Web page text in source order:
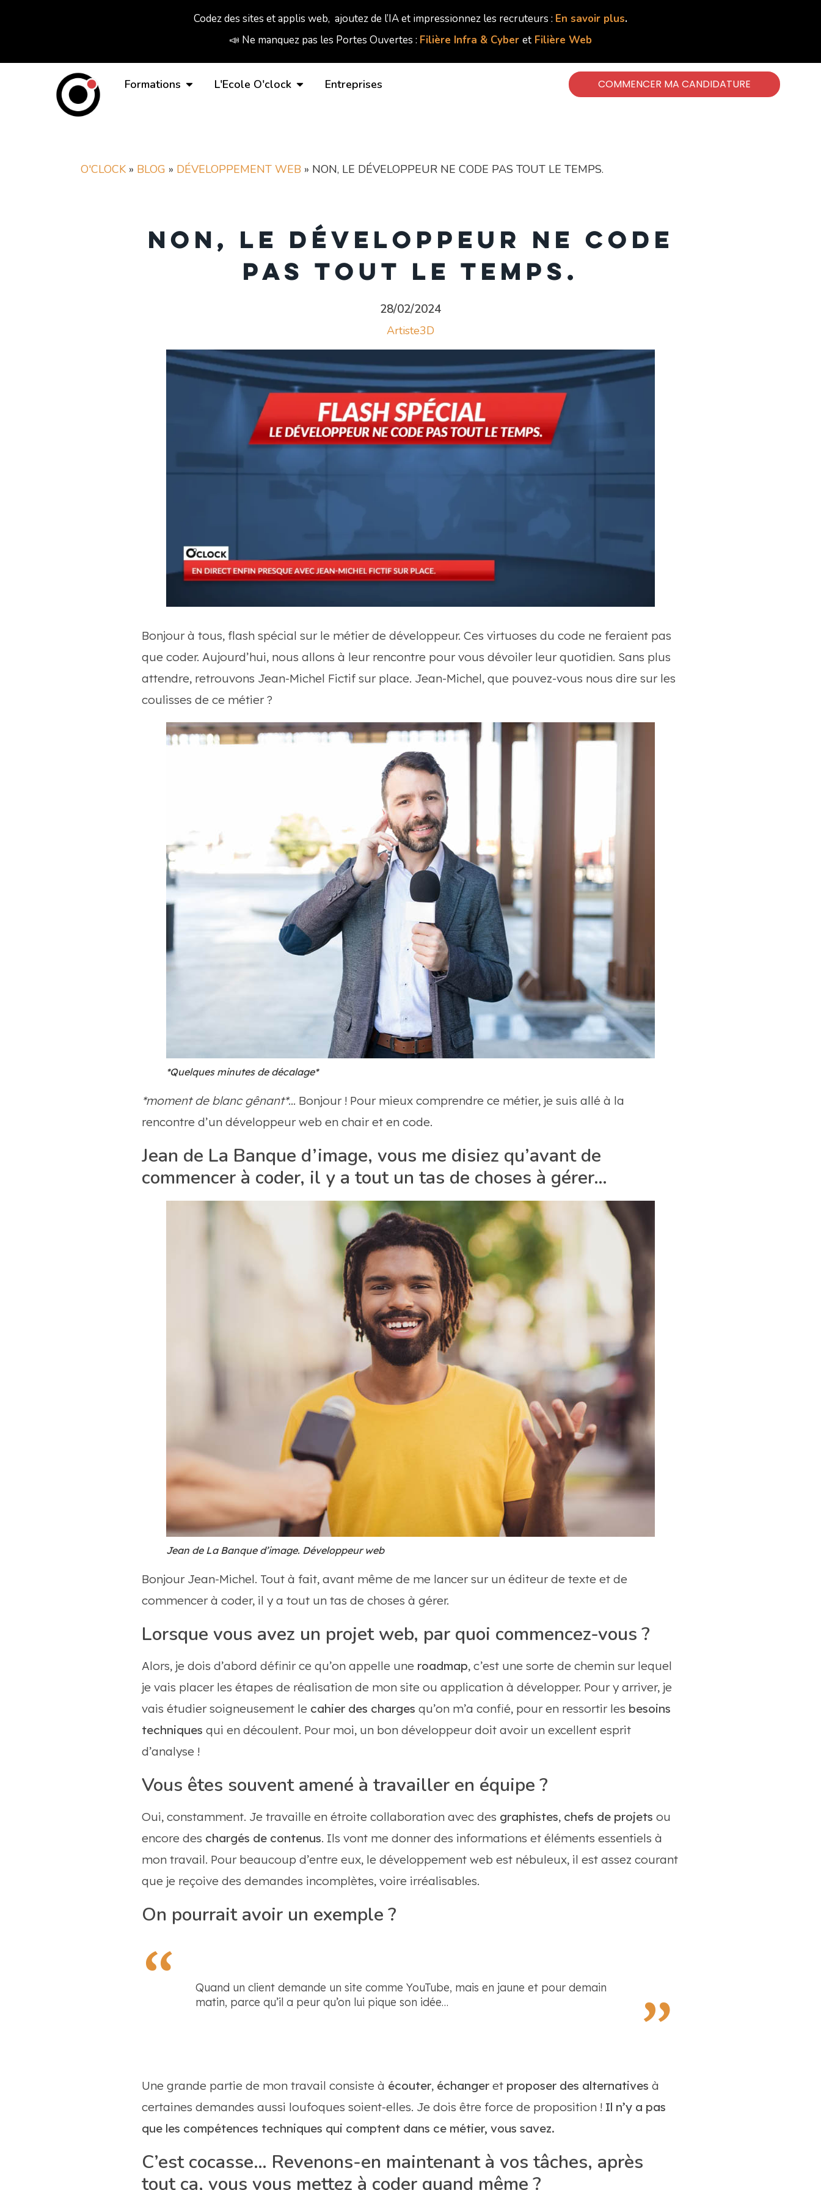
Codez des sites et applis web, ajoutez de l’IA et impressionnez les recruteurs : En savoir plus.
📣 Ne manquez pas les Portes Ouvertes : Filière Infra & Cyber et Filière Web
Formations L'Ecole O'clock Entreprises COMMENCER MA CANDIDATURE
O'CLOCK » BLOG » DÉVELOPPEMENT WEB » NON, LE DÉVELOPPEUR NE CODE PAS TOUT LE TEMPS.
Non, le développeur ne code
pas tout le temps.
28/02/2024
Artiste3D
Bonjour à tous, flash spécial sur le métier de développeur. Ces virtuoses du code ne feraient pas
que coder. Aujourd’hui, nous allons à leur rencontre pour vous dévoiler leur quotidien. Sans plus
attendre, retrouvons Jean-Michel Fictif sur place. Jean-Michel, que pouvez-vous nous dire sur les
coulisses de ce métier ?
*Quelques minutes de décalage*
*moment de blanc gênant*… Bonjour ! Pour mieux comprendre ce métier, je suis allé à la
rencontre d’un développeur web en chair et en code.
Jean de La Banque d’image, vous me disiez qu’avant de
commencer à coder, il y a tout un tas de choses à gérer…
Jean de La Banque d’image. Développeur web
Bonjour Jean-Michel. Tout à fait, avant même de me lancer sur un éditeur de texte et de
commencer à coder, il y a tout un tas de choses à gérer.
Lorsque vous avez un projet web, par quoi commencez-vous ?
Alors, je dois d’abord définir ce qu’on appelle une roadmap, c’est une sorte de chemin sur lequel
je vais placer les étapes de réalisation de mon site ou application à développer. Pour y arriver, je
vais étudier soigneusement le cahier des charges qu’on m’a confié, pour en ressortir les besoins
techniques qui en découlent. Pour moi, un bon développeur doit avoir un excellent esprit
d’analyse !
Vous êtes souvent amené à travailler en équipe ?
Oui, constamment. Je travaille en étroite collaboration avec des graphistes, chefs de projets ou
encore des chargés de contenus. Ils vont me donner des informations et éléments essentiels à
mon travail. Pour beaucoup d’entre eux, le développement web est nébuleux, il est assez courant
que je reçoive des demandes incomplètes, voire irréalisables.
On pourrait avoir un exemple ?
Quand un client demande un site comme YouTube, mais en jaune et pour demain
matin, parce qu’il a peur qu’on lui pique son idée…
Une grande partie de mon travail consiste à écouter, échangeret proposer des alternatives à
certaines demandes aussi loufoques soient-elles. Je dois être force de proposition ! Il n’y a pas
que les compétences techniques qui comptent dans ce métier, vous savez.
C’est cocasse… Revenons-en maintenant à vos tâches, après
tout ça, vous vous mettez à coder quand même ?